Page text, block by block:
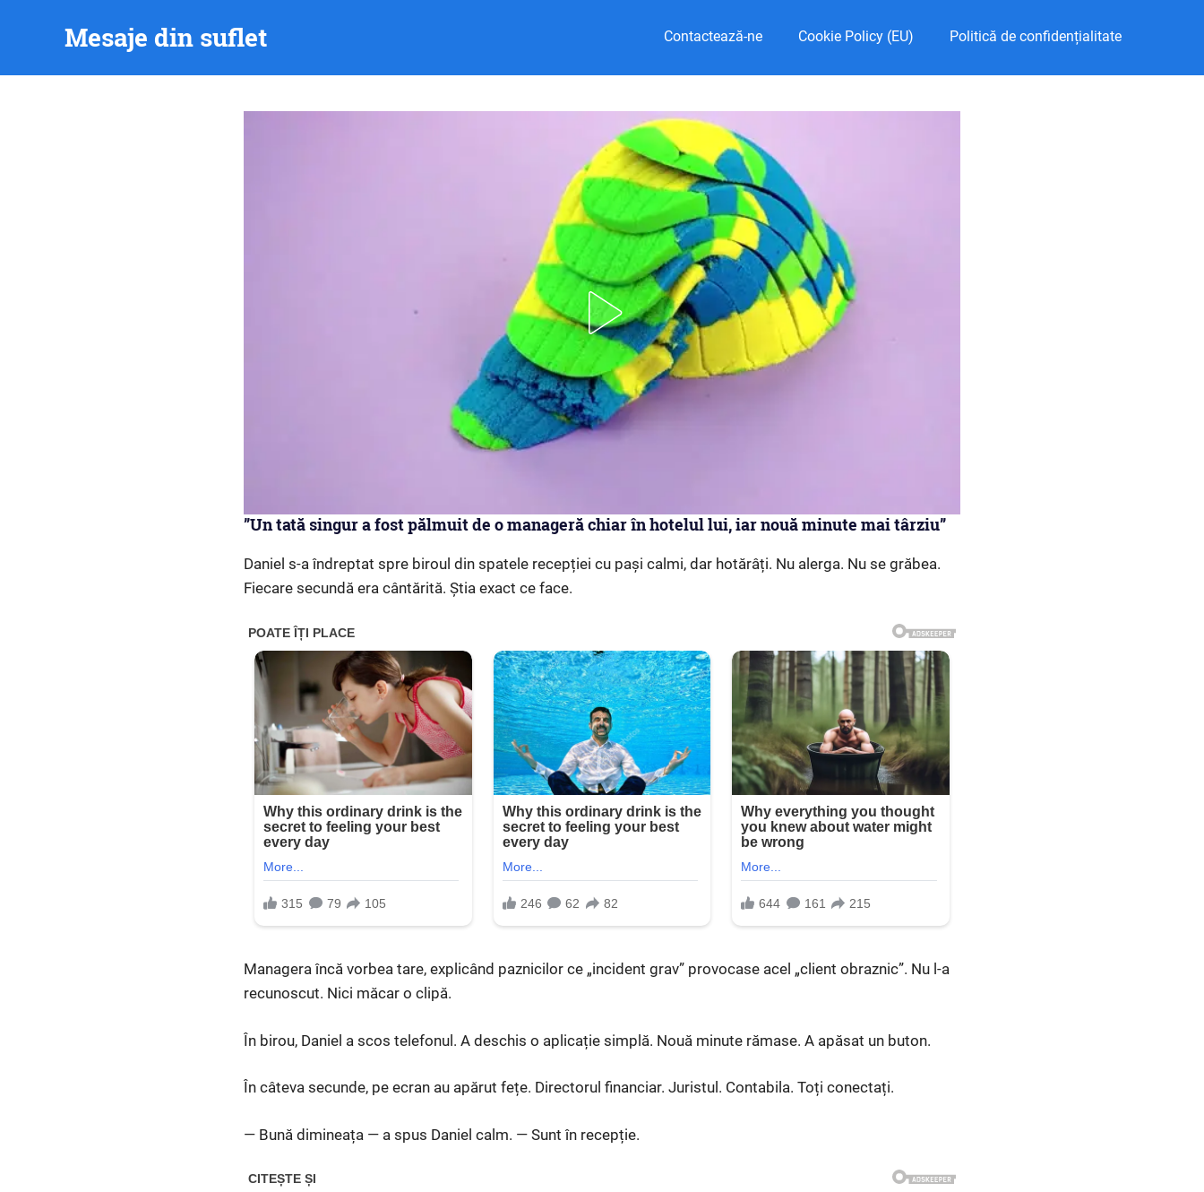
Mesaje din suflet Contactează-ne Cookie Policy (EU) Politică de confidențialitate
”Un tată singur a fost pălmuit de o manageră chiar în hotelul lui, iar nouă minute mai târziu”
Daniel s-a îndreptat spre biroul din spatele recepției cu pași calmi, dar hotărâți. Nu alerga. Nu se grăbea.
Fiecare secundă era cântărită. Știa exact ce face.
Managera încă vorbea tare, explicând paznicilor ce „incident grav” provocase acel „client obraznic”. Nu l-a
recunoscut. Nici măcar o clipă.
În birou, Daniel a scos telefonul. A deschis o aplicație simplă. Nouă minute rămase. A apăsat un buton.
În câteva secunde, pe ecran au apărut fețe. Directorul financiar. Juristul. Contabila. Toți conectați.
— Bună dimineața — a spus Daniel calm. — Sunt în recepție.